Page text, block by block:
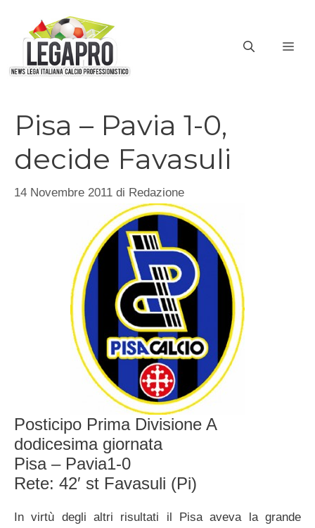
contenuto
Pisa – Pavia 1-0,
decide Favasuli
14 Novembre 2011 di Redazione
Posticipo Prima Divisione A
dodicesima giornata
Pisa – Pavia1-0
Rete: 42′ st Favasuli (Pi)
In virtù degli altri risultati il Pisa aveva la grande